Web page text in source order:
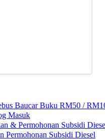
Baucar Buku RM50 /
Masuk
& Permohonan Subsidi
Permohonan Subsidi Diesel